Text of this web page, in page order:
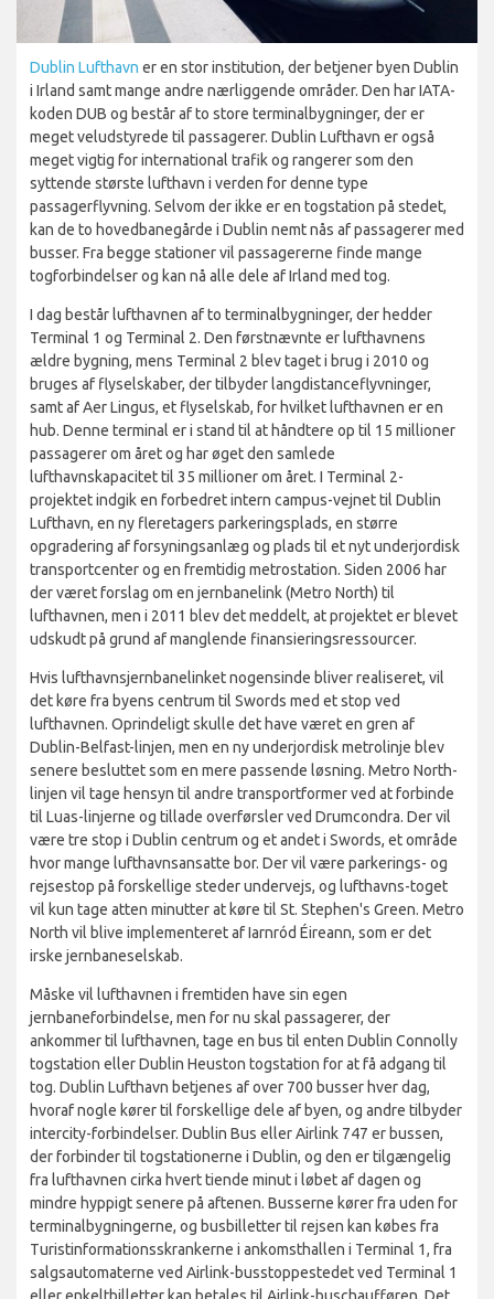
Dublin Lufthavn er en stor institution, der betjener byen Dublin
i Irland samt mange andre nærliggende områder. Den har IATA-
koden DUB og består af to store terminalbygninger, der er
meget veludstyrede til passagerer. Dublin Lufthavn er også
meget vigtig for international trafik og rangerer som den
syttende største lufthavn i verden for denne type
passagerflyvning. Selvom der ikke er en togstation på stedet,
kan de to hovedbanegårde i Dublin nemt nås af passagerer med
busser. Fra begge stationer vil passagererne finde mange
togforbindelser og kan nå alle dele af Irland med tog.
I dag består lufthavnen af to terminalbygninger, der hedder
Terminal 1 og Terminal 2. Den førstnævnte er lufthavnens
ældre bygning, mens Terminal 2 blev taget i brug i 2010 og
bruges af flyselskaber, der tilbyder langdistanceflyvninger,
samt af Aer Lingus, et flyselskab, for hvilket lufthavnen er en
hub. Denne terminal er i stand til at håndtere op til 15 millioner
passagerer om året og har øget den samlede
lufthavnskapacitet til 35 millioner om året. I Terminal 2-
projektet indgik en forbedret intern campus-vejnet til Dublin
Lufthavn, en ny fleretagers parkeringsplads, en større
opgradering af forsyningsanlæg og plads til et nyt underjordisk
transportcenter og en fremtidig metrostation. Siden 2006 har
der været forslag om en jernbanelink (Metro North) til
lufthavnen, men i 2011 blev det meddelt, at projektet er blevet
udskudt på grund af manglende finansieringsressourcer.
Hvis lufthavnsjernbanelinket nogensinde bliver realiseret, vil
det køre fra byens centrum til Swords med et stop ved
lufthavnen. Oprindeligt skulle det have været en gren af
Dublin-Belfast-linjen, men en ny underjordisk metrolinje blev
senere besluttet som en mere passende løsning. Metro North-
linjen vil tage hensyn til andre transportformer ved at forbinde
til Luas-linjerne og tillade overførsler ved Drumcondra. Der vil
være tre stop i Dublin centrum og et andet i Swords, et område
hvor mange lufthavnsansatte bor. Der vil være parkerings- og
rejsestop på forskellige steder undervejs, og lufthavns-toget
vil kun tage atten minutter at køre til St. Stephen's Green. Metro
North vil blive implementeret af Iarnród Éireann, som er det
irske jernbaneselskab.
Måske vil lufthavnen i fremtiden have sin egen
jernbaneforbindelse, men for nu skal passagerer, der
ankommer til lufthavnen, tage en bus til enten Dublin Connolly
togstation eller Dublin Heuston togstation for at få adgang til
tog. Dublin Lufthavn betjenes af over 700 busser hver dag,
hvoraf nogle kører til forskellige dele af byen, og andre tilbyder
intercity-forbindelser. Dublin Bus eller Airlink 747 er bussen,
der forbinder til togstationerne i Dublin, og den er tilgængelig
fra lufthavnen cirka hvert tiende minut i løbet af dagen og
mindre hyppigt senere på aftenen. Busserne kører fra uden for
terminalbygningerne, og busbilletter til rejsen kan købes fra
Turistinformationsskrankerne i ankomsthallen i Terminal 1, fra
salgsautomaterne ved Airlink-busstoppestedet ved Terminal 1